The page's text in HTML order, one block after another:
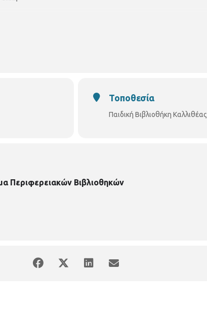
Τοποθεσία
Παιδική Βιβλιοθήκη Καλλιθέας
Περιφερειακών Βιβλιοθηκών